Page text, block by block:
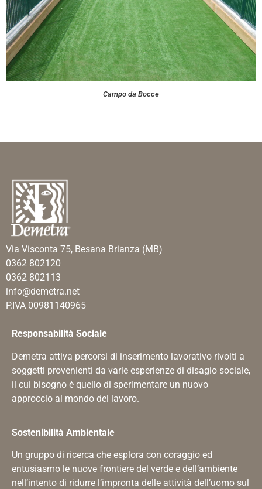
Campo da Bocce
Via Visconta 75, Besana Brianza (MB)
0362 802120
0362 802113
info@demetra.net
P.IVA 00981140965
Responsabilità Sociale
Demetra attiva percorsi di inserimento lavorativo rivolti a
soggetti provenienti da varie esperienze di disagio sociale,
il cui bisogno è quello di sperimentare un nuovo
approccio al mondo del lavoro.
Sostenibilità Ambientale
Un gruppo di ricerca che esplora con coraggio ed
entusiasmo le nuove frontiere del verde e dell’ambiente
nell’intento di ridurre l’impronta delle attività dell’uomo sul